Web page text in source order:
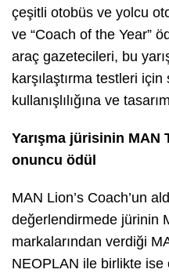
çeşitli otobüs ve yolcu
ve “Coach of the Year”
araç gazetecileri, bu
karşılaştırma testleri için
kullanışlılığına ve
Yarışma jürisinin MAN
onuncu ödül
MAN Lion’s Coach’un
değerlendirmede jürinin
markalarından verdiği
NEOPLAN ile birlikte ise